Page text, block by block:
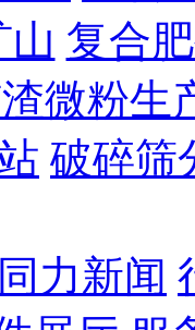
山 复合
微粉生
破碎筛
同力新闻